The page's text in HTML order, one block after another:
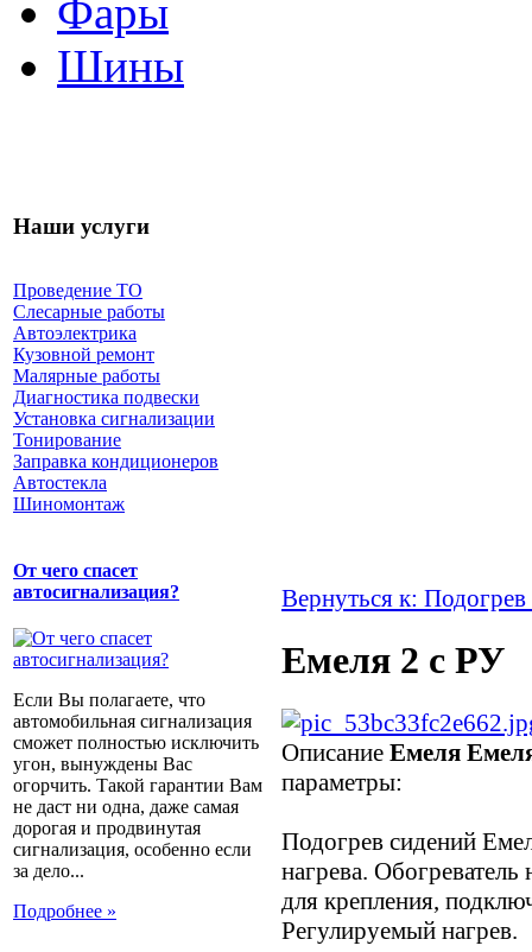
Фары
Шины
Наши услуги
Проведение ТО
Слесарные работы
Автоэлектрика
Кузовной ремонт
Малярные работы
Диагностика подвески
Установка сигнализации
Тонирование
Заправка кондиционеров
Автостекла
Шиномонтаж
От чего спасет
автосигнализация?
Если Вы полагаете, что
автомобильная сигнализация
сможет полностью исключить
угон, вынуждены Вас
огорчить. Такой гарантии Вам
не даст ни одна, даже самая
дорогая и продвинутая
сигнализация, особенно если
за дело...
Подробнее »
Вернуться к: Подогрев
Емеля 2 с РУ
Описание Емеля
параметры:
Подогрев сидений
нагрева.
для крепления,
Регулируемый нагрев.